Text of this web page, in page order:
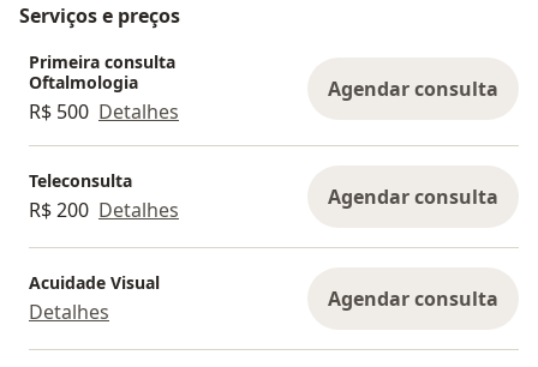
Serviços e preços
Primeira consulta
Oftalmologia
R$ 500 Detalhes
Agendar consulta
Teleconsulta
R$ 200 Detalhes Agendar consulta
Acuidade Visual
Detalhes Agendar consulta